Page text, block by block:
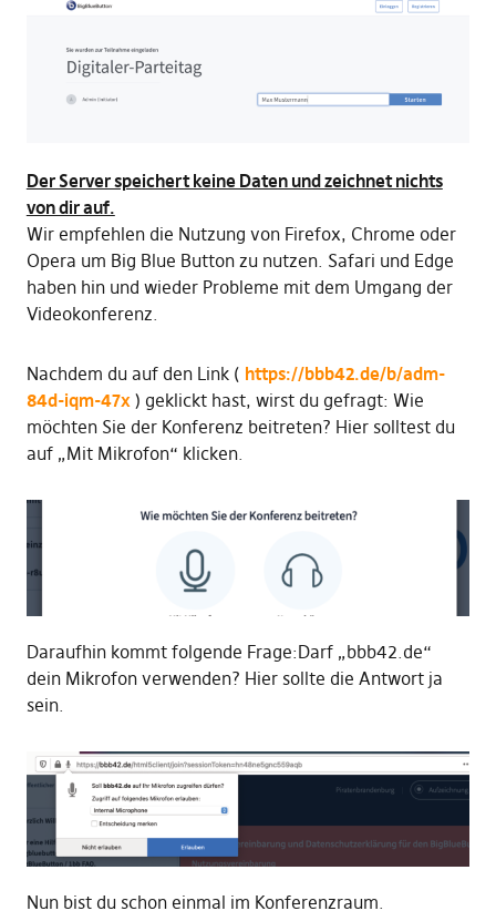
Der Server speichert keine Daten und zeichnet nichts
von dir auf.
Wir empfehlen die Nutzung von Firefox, Chrome oder
Opera um Big Blue Button zu nutzen. Safari und Edge
haben hin und wieder Probleme mit dem Umgang der
Videokonferenz.
Nachdem du auf den Link ( https://bbb42.de/b/adm-
84d-iqm-47x) geklickt hast, wirst du gefragt: Wie
möchten Sie der Konferenz beitreten? Hier solltest du
auf „Mit Mikrofon“ klicken.
Daraufhin kommt folgende Frage:Darf „bbb42.de“
dein Mikrofon verwenden? Hier sollte die Antwort ja
sein.
Nun bist du schon einmal im Konferenzraum.